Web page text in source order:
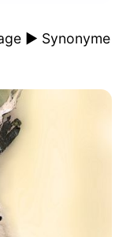
► Synonyme